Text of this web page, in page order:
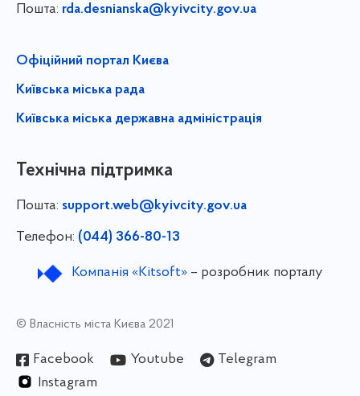
Пошта: rda.desnianska@kyivcity.gov.ua
Офіційний портал Києва
Київська міська рада
Київська міська державна адміністрація
Технічна підтримка
Пошта: support.web@kyivcity.gov.ua
Телефон: (044) 366-80-13
Компанія «Kitsoft»– розробник порталу
© Власність міста Києва 2021
Facebook Youtube
Telegram
Instagram